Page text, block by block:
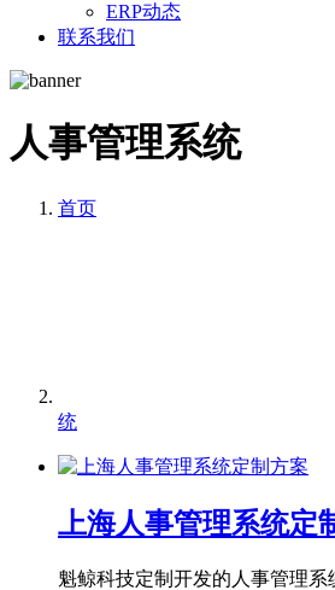
ERP动态
联系我们
人事管理系统
首页
统
上海人事管理系统定
魁鲸科技定制开发的人事管理系